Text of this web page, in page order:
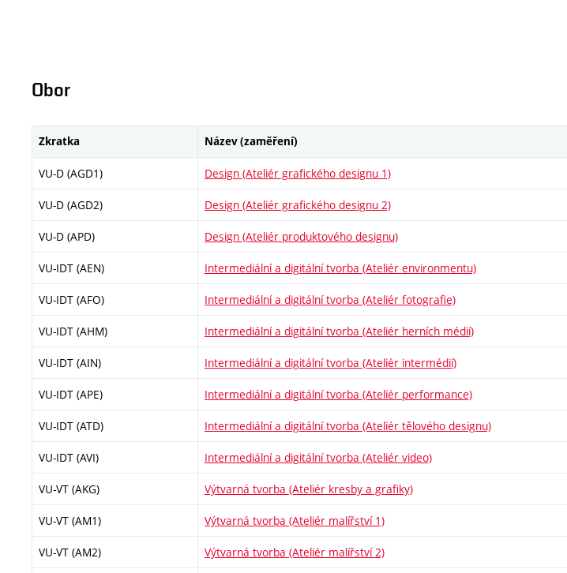
Obor
Zkratka Název (zaměření)
VU-D (AGD1) Design (Ateliér grafického designu 1)
VU-D (AGD2) Design (Ateliér grafického designu 2)
VU-D (APD) Design (Ateliér produktového designu)
VU-IDT (AEN) Intermediální a digitální tvorba (Ateliér environmentu)
VU-IDT (AFO) Intermediální a digitální tvorba (Ateliér fotografie)
VU-IDT (AHM) Intermediální a digitální tvorba (Ateliér herních médií)
VU-IDT (AIN) Intermediální a digitální tvorba (Ateliér intermédií)
VU-IDT (APE) Intermediální a digitální tvorba (Ateliér performance)
VU-IDT (ATD) Intermediální a digitální tvorba (Ateliér tělového designu)
VU-IDT (AVI) Intermediální a digitální tvorba (Ateliér video)
VU-VT (AKG) Výtvarná tvorba (Ateliér kresby a grafiky)
VU-VT (AM1) Výtvarná tvorba (Ateliér malířství 1)
VU-VT (AM2) Výtvarná tvorba (Ateliér malířství 2)